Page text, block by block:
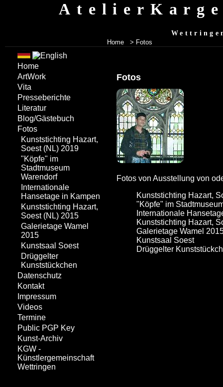
Home > Fotos
Fotos
Fotos von Ausstellung von
Kunststichting Hazart,
"Köpfe" im
Internationale
Kunststichting Hazart,
Galerietage Wamel
Kunstsaal Soest
Drüggelter
Home
ArtWork
Vita
Presseberichte
Literatur
Blog/Gästebuch
Fotos
Kunststichting Hazart,
Soest (NL) 2019
"Köpfe" im
Stadtmuseum
Warendorf
Internationale
Hansetage in Kampen
Kunststichting Hazart,
Soest (NL) 2015
Galerietage Wamel
2015
Kunstsaal Soest
Drüggelter
Kunststückchen
Datenschutz
Kontakt
Impressum
Videos
Termine
Public PGP Key
Kunst-Archiv
KGW -
Künstlergemeinschaft
Wettringen